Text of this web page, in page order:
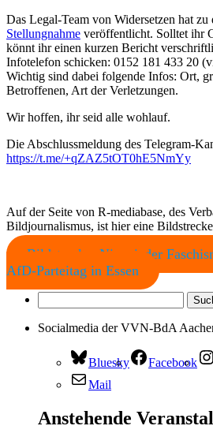
Das Legal-Team von Widersetzen hat
Stellungnahme veröffentlicht. Solltet ihr
könnt ihr einen kurzen Bericht
Infotelefon schicken: 0152 181 433 20
Wichtig sind dabei folgende Infos: Ort,
Betroffenen, Art der Verletzungen.
Wir hoffen, ihr seid alle wohlauf.
Die Abschlussmeldung des Telegram-
https://t.me/+qZAZ5tOT0hE5NmYy
Auf der Seite von R-mediabase, des
Bildjournalismus, ist hier eine
Bildstrecke: Nie wieder
AfD-Parteitag in Essen
Socialmedia der VVN-BdA
Bluesky Facebook
Mail
Anstehende